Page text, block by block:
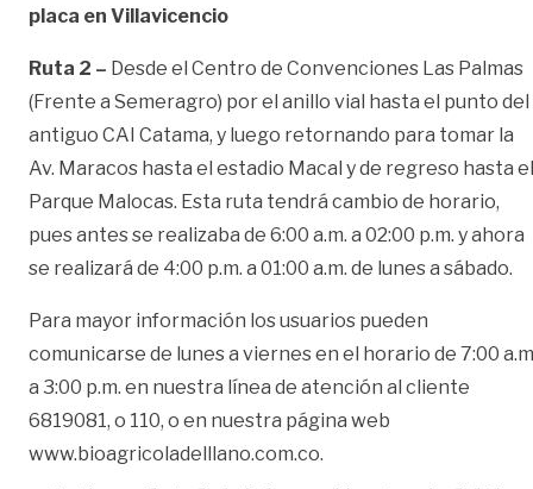
placa en Villavicencio
Ruta 2 – Desde el Centro de Convenciones Las Palmas
(Frente a Semeragro) por el anillo vial hasta el punto del
antiguo CAI Catama, y luego retornando para tomar la
Av. Maracos hasta el estadio Macal y de regreso hasta el
Parque Malocas. Esta ruta tendrá cambio de horario,
pues antes se realizaba de 6:00 a.m. a 02:00 p.m. y ahora
se realizará de 4:00 p.m. a 01:00 a.m. de lunes a sábado.
Para mayor información los usuarios pueden
comunicarse de lunes a viernes en el horario de 7:00
a 3:00 p.m. en nuestra línea de atención al cliente
6819081, o 110, o en nuestra página web
www.bioagricoladelllano.com.co.